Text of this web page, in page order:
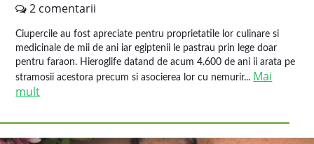
2 comentarii
Ciupercile au fost apreciate pentru proprietatile lor culinare si
medicinale de mii de ani iar egiptenii le pastrau prin lege doar
pentru faraon. Hieroglife datand de acum 4.600 de ani ii arata pe
stramosii acestora precum si asocierea lor cu nemurir... Mai
mult